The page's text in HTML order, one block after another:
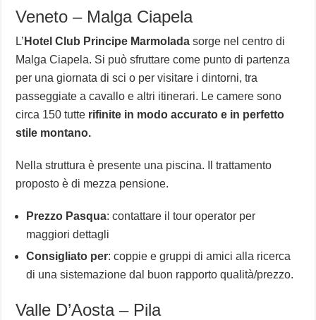
Veneto – Malga Ciapela
L’ Hotel Club Principe Marmoladasorge nel centro di
Malga Ciapela. Si può sfruttare come punto di partenza
per una giornata di sci o per visitare i dintorni, tra
passeggiate a cavallo e altri itinerari. Le camere sono
circa 150 tutte rifinite in modo accurato e in perfetto
stile montano.
Nella struttura è presente una piscina. Il trattamento
proposto è di mezza pensione.
Prezzo Pasqua: contattare il tour operator per
maggiori dettagli
Consigliato per: coppie e gruppi di amici alla ricerca
di una sistemazione dal buon rapporto qualità/prezzo.
Valle D’Aosta – Pila